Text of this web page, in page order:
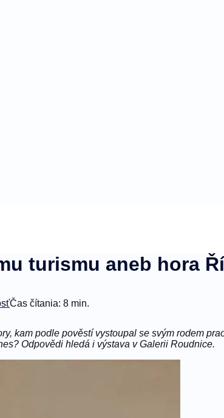
turismu aneb hora
Čas čítania: 8 min.
kam podle pověstí vystoupal se svým rodem
Odpovědi hledá i výstava v Galerii Roudnice.